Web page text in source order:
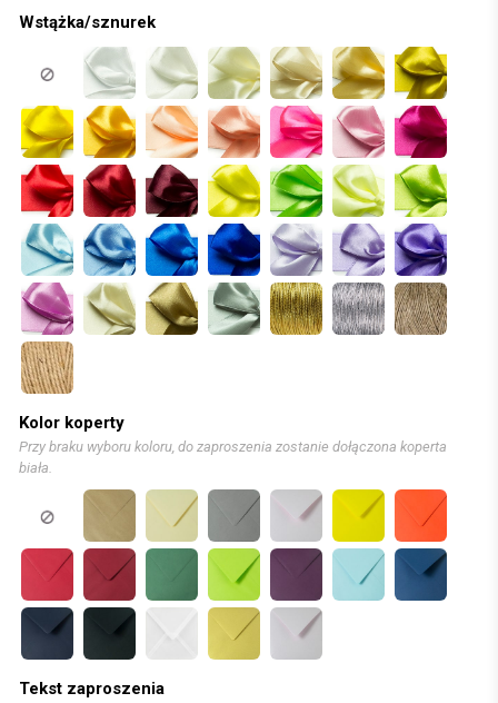
Wstążka/sznurek
Kolor koperty
Przy braku wyboru koloru, do zaproszenia zostanie dołączona koperta
biała.
Tekst zaproszenia